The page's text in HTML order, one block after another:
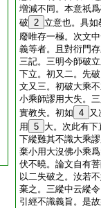
増減不同。本意祇
破 2 立意也。具
廢唯存一極。次文
義等者。且對衍門
三記。三明今師破
下立。初又二。先
文又三。初破大乘
小乘師謬用大失。
實教失。初如 4 又
用
5 大。次此有
下縱難其不識大乘
棄小用大沒佛小乘
伏不曉。論文自有
以二失破之。汝若
棄之。三縱中云縱
引經不識義旨。是